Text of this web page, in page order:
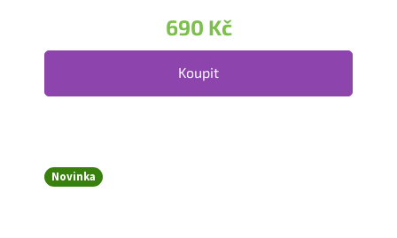
690 Kč
Koupit
Novinka